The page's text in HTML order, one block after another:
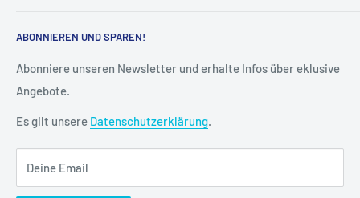
Datenschutz
Cookie-Einstellungen
Vertrag widerrufen
Versand & Lieferung
Kontakt
FAQ
ABONNIEREN UND SPAREN!
Abonniere unseren Newsletter und erhalte Infos über eklusive
Angebote.
Es gilt unsere Datenschutzerklärung.
Deine Email